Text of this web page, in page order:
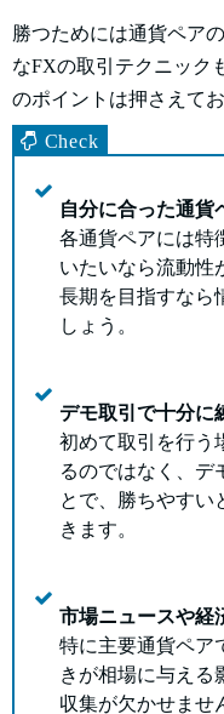
勝つためには通貨ペア
なFXの取引テクニック
のポイントは押さえて
自分に合った通貨
各通貨ペアには特
いたいなら流動性
長期を目指すなら
しょう。
デモ取引で十分に
初めて取引を行う
るのではなく、デ
とで、勝ちやすい
きます。
市場ニュースや経
特に主要通貨ペア
きが相場に与える
収集が欠かせませ